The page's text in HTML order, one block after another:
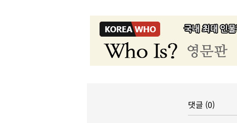
댓글 (0)